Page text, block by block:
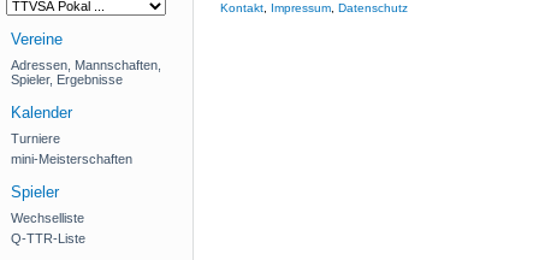
Vereine
Adressen, Mannschaften,
Spieler, Ergebnisse
Kalender
Turniere
mini-Meisterschaften
Spieler
Wechselliste
Q-TTR-Liste
Kontakt
Impressum Datenschutz